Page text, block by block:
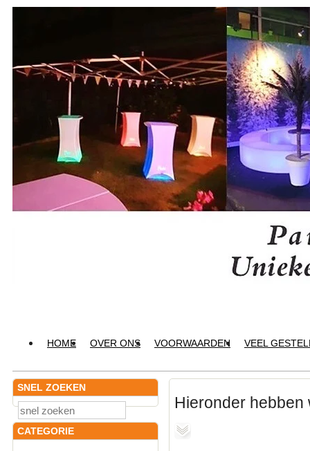
HOME OVER ONS VOORWAARDEN VEEL
SNEL ZOEKEN
CATEGORIE
Hieronder hebben